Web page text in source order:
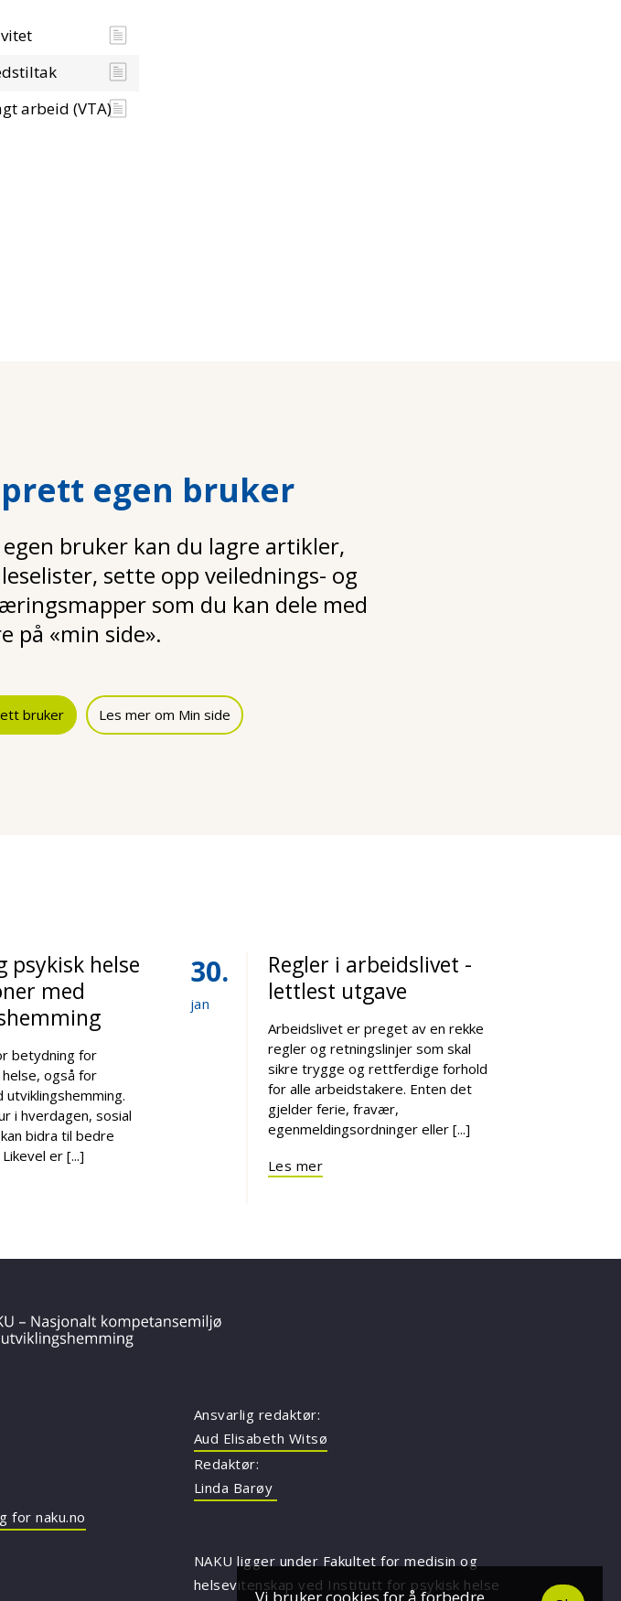
arbeid (VTA)
egen bruker
egen bruker kan du lagre artikler,
sette opp veilednings- og
som du kan dele med
på «min side».
bruker Les mer om Min side
psykisk helse
med
betydning for
også for
i hverdagen, sosial
bidra til bedre
er [...]
30
jan
Regler i arbeidslivet -
lettlest utgave
Arbeidslivet er preget av en rekke
regler og retningslinjer som skal
sikre trygge og rettferdige forhold
for alle arbeidstakere. Enten det
gjelder ferie, fravær,
egenmeldingsordninger eller [...]
Les mer
for naku.no
Ansvarlig redaktør:
Aud Elisabeth Witsø
Redaktør:
Linda Barøy
NAKU ligger under Fakultet for medisin og
helsevitenskap ved Institutt for psykisk helse